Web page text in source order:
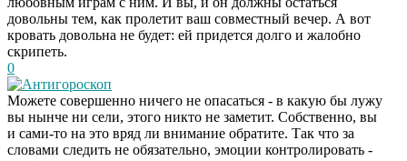
довольны тем, как пролетит ваш совместный вечер. А вот
кровать довольна не будет: ей придется долго и жалобно
скрипеть.
0
Антигороскоп
Можете совершенно ничего не опасаться - в какую бы лужу
вы нынче ни сели, этого никто не заметит. Собственно, вы
и сами-то на это вряд ли внимание обратите. Так что за
словами следить не обязательно, эмоции контролировать -